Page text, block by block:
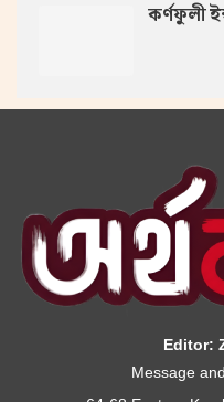
কর্ণফুলী
Editor:
Message